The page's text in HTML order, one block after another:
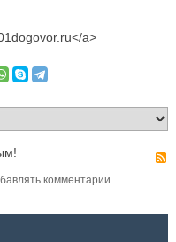
a>
комментарии